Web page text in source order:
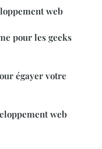
web
pour les geeks
égayer votre
web